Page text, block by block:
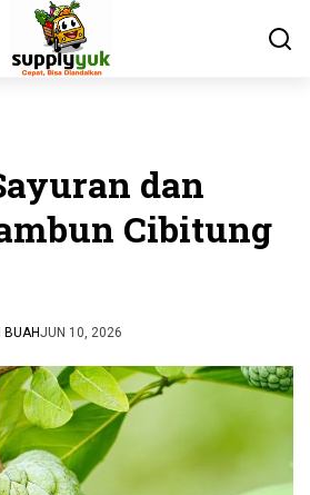
dan
Cibitung
BUAHJUN 10, 2026